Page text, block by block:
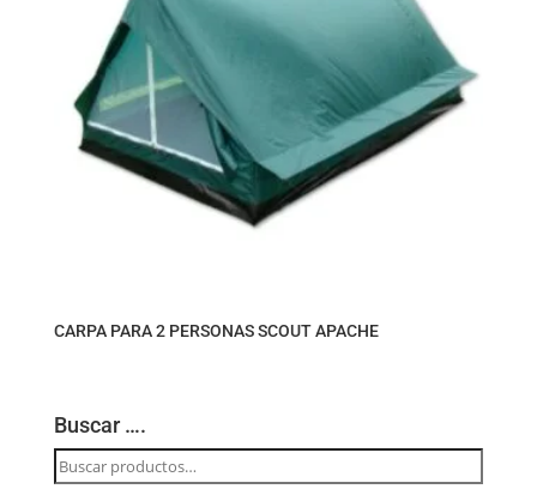
CARPA PARA 2 PERSONAS SCOUT APACHE
Buscar ….
Buscar
por: